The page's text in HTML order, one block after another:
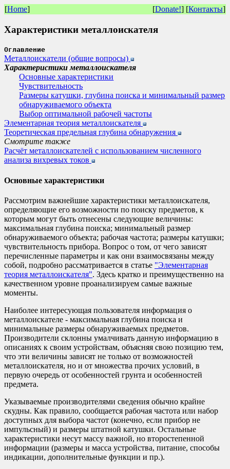
[Home] [Donate!] [Контакты]
Характеристики металлоискателя
Оглавление
Металлоискатели (общие вопросы)
Характеристики металлоискателя
Основные характеристики
Чувствительность
Размеры катушки, глубина поиска и минимальный размер
обнаруживаемого объекта
Выбор оптимальной рабочей частоты
Элементарная теория металлоискателя
Теоретическая предельная глубина обнаружения
Смотрите также
Расчёт металлоискателей с использованием численного
анализа вихревых токов
Основные характеристики
Рассмотрим важнейшие характеристики металлоискателя,
определяющие его возможности по поиску предметов, к
которым могут быть отнесены следующие величины:
максимальная глубина поиска; минимальный размер
обнаруживаемого объекта; рабочая частота; размеры катушки;
чувствительность прибора. Вопрос о том, от чего зависят
перечисленные параметры и как они взаимосвязаны между
собой, подробно рассматривается в статье "Элементарная
теория металлоискателя". Здесь кратко и преимущественно на
качественном уровне проанализируем самые важные
моменты.
Наиболее интересующая пользователя информация о
металлоискателе - максимальная глубина поиска и
минимальные размеры обнаруживаемых предметов.
Производители склонны умалчивать данную информацию в
описаниях к своим устройствам, объясняя свою позицию тем,
что эти величины зависят не только от возможностей
металлоискателя, но и от множества прочих условий, в
первую очередь от особенностей грунта и особенностей
предмета.
Указываемые производителями сведения обычно крайне
скудны. Как правило, сообщается рабочая частота или набор
доступных для выбора частот (конечно, если прибор не
импульсный) и размеры штатной катушки. Остальные
характеристики несут массу важной, но второстепенной
информации (размеры и масса устройства, питание, способы
индикации, дополнительные функции и пр.).